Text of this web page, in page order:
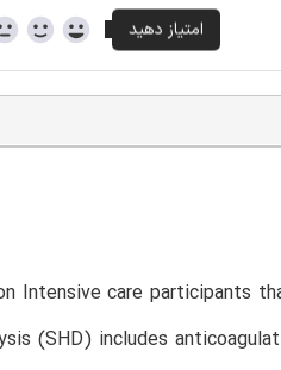
Intensive care participants
(SHD) includes